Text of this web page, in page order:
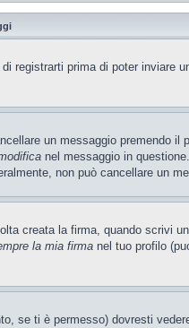
registrarti prima di poter
un messaggio premendo
nel messaggio in
non può cancellare un
creata la firma, quando scrivi
la mia firma nel tuo profilo
se ti è permesso) dovresti